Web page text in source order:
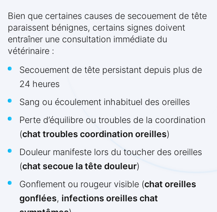
Bien que certaines causes de secouement de tête
paraissent bénignes, certains signes doivent
entraîner une consultation immédiate du
vétérinaire :
Secouement de tête persistant depuis plus de
24 heures
Sang ou écoulement inhabituel des oreilles
Perte d’équilibre ou troubles de la coordination
(chat troubles coordination oreilles)
Douleur manifeste lors du toucher des oreilles
(chat secoue la tête douleur)
Gonflement ou rougeur visible (chat oreilles
gonflées, infections oreilles chat